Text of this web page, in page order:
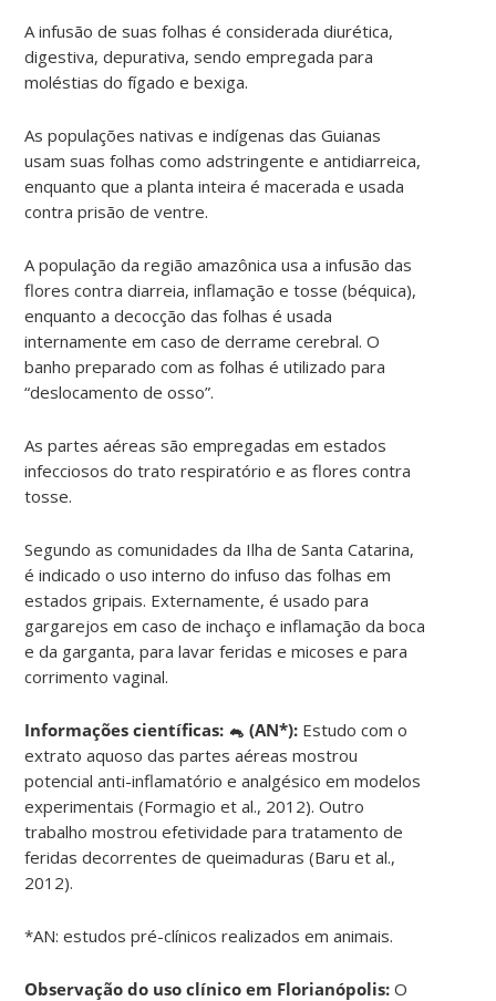
A infusão de suas folhas é considerada diurética,
digestiva, depurativa, sendo empregada para
moléstias do fígado e bexiga.
As populações nativas e indígenas das Guianas
usam suas folhas como adstringente e antidiarreica,
enquanto que a planta inteira é macerada e usada
contra prisão de ventre.
A população da região amazônica usa a infusão das
flores contra diarreia, inflamação e tosse (béquica),
enquanto a decocção das folhas é usada
internamente em caso de derrame cerebral. O
banho preparado com as folhas é utilizado para
“deslocamento de osso”.
As partes aéreas são empregadas em estados
infecciosos do trato respiratório e as flores contra
tosse.
Segundo as comunidades da Ilha de Santa Catarina,
é indicado o uso interno do infuso das folhas em
estados gripais. Externamente, é usado para
gargarejos em caso de inchaço e inflamação da boca
e da garganta, para lavar feridas e micoses e para
corrimento vaginal.
Informações científicas: 🐁 (AN*): Estudo com o
extrato aquoso das partes aéreas mostrou
potencial anti-inflamatório e analgésico em modelos
experimentais (Formagio et al., 2012). Outro
trabalho mostrou efetividade para tratamento de
feridas decorrentes de queimaduras (Baru et al.,
2012).
*AN: estudos pré-clínicos realizados em animais.
Observação do uso clínico em Florianópolis:O